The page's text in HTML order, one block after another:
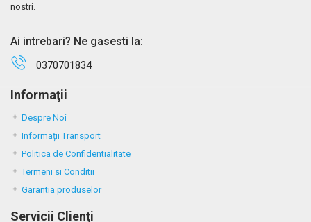
nostri.
Ai intrebari? Ne gasesti la:
0370701834
Informaţii
Despre Noi
Informații Transport
Politica de Confidentialitate
Termeni si Conditii
Garantia produselor
Servicii Clienţi